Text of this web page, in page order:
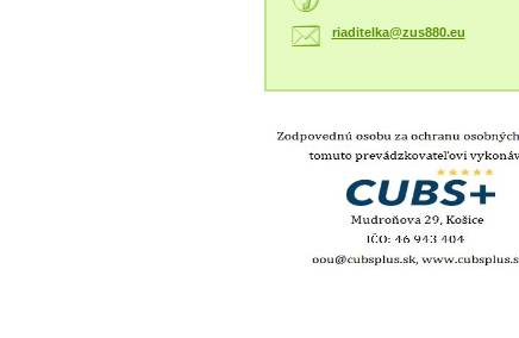
riaditelka@zus880.eu